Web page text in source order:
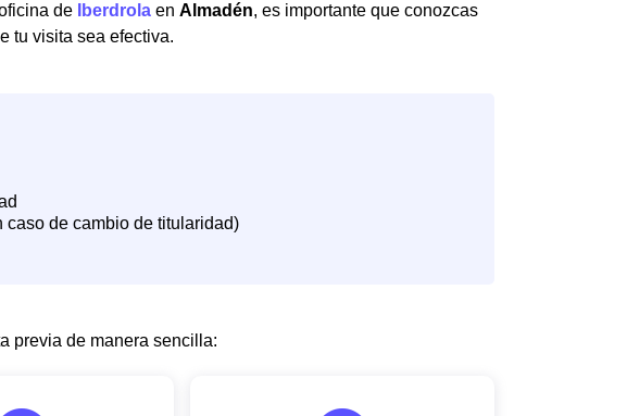
de Iberdrola en Almadén, es importante que conozcas
tu visita sea efectiva.
previa de manera sencilla: